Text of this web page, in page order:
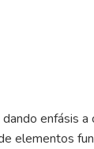
enfásis
elementos